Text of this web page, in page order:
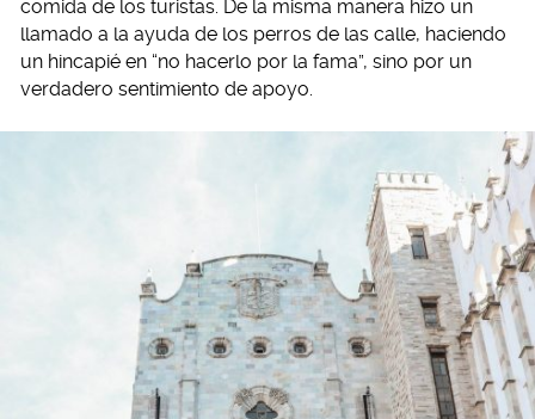
comida de los turistas. De la misma manera hizo un
llamado a la ayuda de los perros de las calle, haciendo
un hincapié en “no hacerlo por la fama”, sino por un
verdadero sentimiento de apoyo.